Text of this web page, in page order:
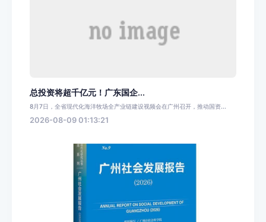
总投资将超千亿元！广东国企...
8月7日，全省现代化海洋牧场全产业链建设视频会在广州召开，推动国资...
2026-08-09 01:13:21